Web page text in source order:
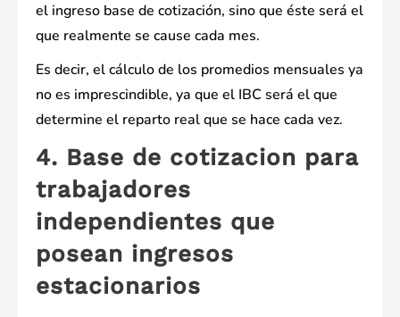
el ingreso base de cotización, sino que éste será el
que realmente se cause cada mes.
Es decir, el cálculo de los promedios mensuales ya
no es imprescindible, ya que el IBC será el que
determine el reparto real que se hace cada vez.
4. Base de cotizacion para
trabajadores
independientes que
posean ingresos
estacionarios